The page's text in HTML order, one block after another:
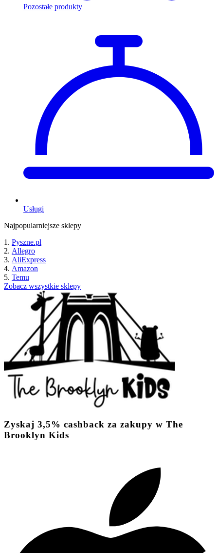
Pozostałe produkty
Usługi
Najpopularniejsze sklepy
Pyszne.pl
Allegro
AliExpress
Amazon
Temu
Zobacz wszystkie sklepy
Zyskaj 3,5% cashback za zakupy w The
Brooklyn Kids